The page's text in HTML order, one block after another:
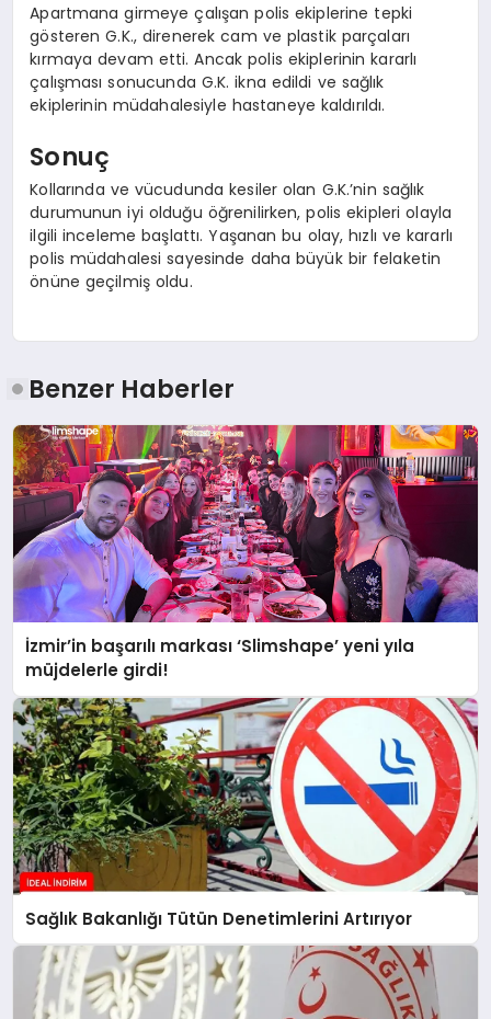
Apartmana girmeye çalışan polis ekiplerine tepki
gösteren G.K., direnerek cam ve plastik parçaları
kırmaya devam etti. Ancak polis ekiplerinin kararlı
çalışması sonucunda G.K. ikna edildi ve sağlık
ekiplerinin müdahalesiyle hastaneye kaldırıldı.
Sonuç
Kollarında ve vücudunda kesiler olan G.K.’nin sağlık
durumunun iyi olduğu öğrenilirken, polis ekipleri olayla
ilgili inceleme başlattı. Yaşanan bu olay, hızlı ve kararlı
polis müdahalesi sayesinde daha büyük bir felaketin
önüne geçilmiş oldu.
Benzer Haberler
İzmir’in başarılı markası ‘Slimshape’ yeni yıla
müjdelerle girdi!
Sağlık Bakanlığı Tütün Denetimlerini Artırıyor